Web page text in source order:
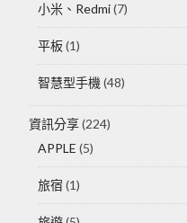
小米、Redmi(7)
平板(1)
智慧型手機 (48)
資訊分享(224)
APPLE (5)
旅宿 (1)